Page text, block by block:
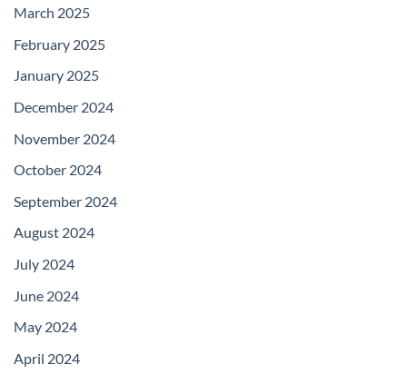
March 2025
February 2025
January 2025
December 2024
November 2024
October 2024
September 2024
August 2024
July 2024
June 2024
May 2024
April 2024